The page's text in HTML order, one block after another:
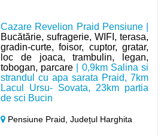
Cazare Revelion Praid Pensiune |
Bucătărie, sufragerie, WIFI, terasa,
gradin-curte, foisor, cuptor, gratar,
loc de joaca, trambulin, legan,
tobogan, parcare | 0,9km Salina si
strandul cu apa sarata Praid, 7km
Lacul Ursu- Sovata, 23km partia
de sci Bucin
Pensiune Praid,Județul Harghita